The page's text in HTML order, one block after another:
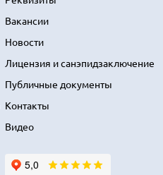
Вакансии
Новости
Лицензия и санэпидзаключение
Публичные документы
Контакты
Видео